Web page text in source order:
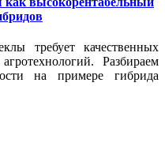
требует качественных
Разбираем
на примере гибрида